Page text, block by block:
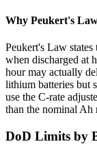
Why Peukert's
Peukert's Law states
when discharged at
hour may actually
lithium batteries but
use the C-rate
than the nominal Ah
DoD Limits by